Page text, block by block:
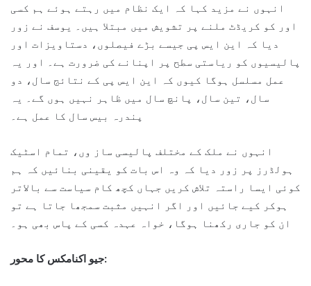
انہوں نے مزید کہا کہ ایک نظام میں رہتے ہوئے ہم کسی
اور کو کریڈٹ ملنے پر تشویش میں مبتلا ہیں۔ یوسف نے زور
دیا کہ این ایس پی جیسے بڑے فیصلوں، دستاویزات اور
پالیسیوں کو ریاستی سطح پر اپنانے کی ضرورت ہے۔ اور یہ
عمل مسلسل ہوگا کیوں کہ این ایس پی کے نتائج سال، دو
سال، تین سال، پانچ سال میں ظاہر نہیں ہوں گے۔ یہ
پندرہ بیس سال کا عمل ہے۔
انہوں نے ملک کے مختلف پالیسی ساز وں، تمام اسٹیک
ہولڈرز پر زور دیا کہ وہ اس بات کو یقینی بنائیں کہ ہم
کوئی ایسا راستہ تلاش کریں جہاں کچھ کام سیاست سے بالاتر
ہوکر کیے جائیں اور اگر انہیں مثبت سمجھا جاتا ہے تو
ان کو جاری رکھنا ہوگا، خواہ عہدہ کسی کے پاس بھی ہو۔
جیو اکنامکس کا محور: